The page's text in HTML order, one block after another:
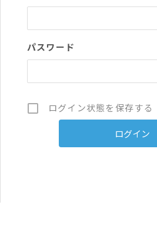
パスワード
ログイン状態を保存する